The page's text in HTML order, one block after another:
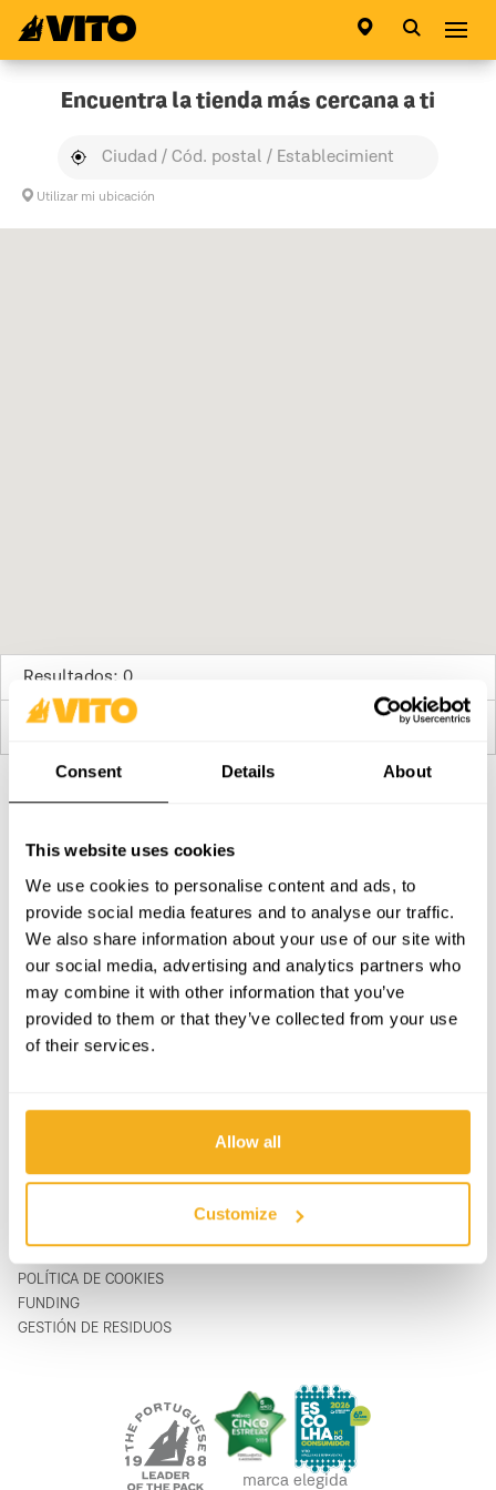
Consent Details About
This website uses cookies
We use cookies to personalise content and ads, to
provide social media features and to analyse our traffic.
We also share information about your use of our site with
our social media, advertising and analytics partners who
may combine it with other information that you’ve
provided to them or that they’ve collected from your use
of their services.
Allow all
Customize
Ir a la pagina principal
Encuentra la tienda más cercana a ti
Utilizar mi ubicación
Resultados: 0
PRODUCTOS
APOYO & SERVICIO
SOBRE
DONDE COMPRAR
FAQ
CONTACTOS
FORMULARIO DE CONTACTO
POLÍTICA DE COOKIES
FUNDING
GESTIÓN DE RESIDUOS
Hazte más BRAVOS, todos los días. Recibe todas las
novedades, promociones y campañas de VITO.
SUBSCRIBIR
marca elegida